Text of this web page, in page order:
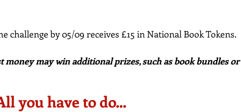
challenge by 05/09 receives £15 in National Book Tokens.
money may win additional prizes, such as book bundles or
you have to do...